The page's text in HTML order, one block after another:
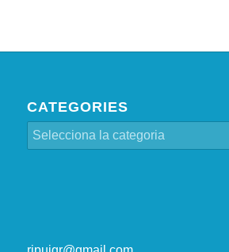
CATEGORIES
Categories